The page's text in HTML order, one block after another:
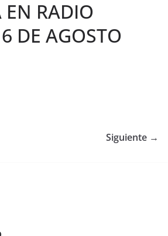
EN RADIO
DE AGOSTO
Siguiente →